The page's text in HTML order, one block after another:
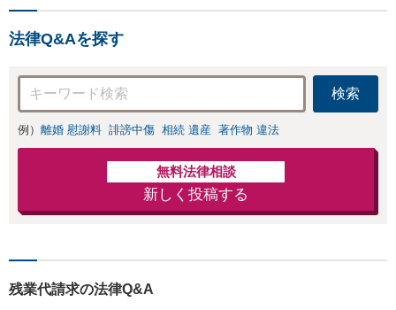
法律Q&Aを探す
検索
例） 離婚 慰謝料 誹謗中傷 相続 遺産 著作物 違法
無料法律相談
新しく投稿する
残業代請求の法律Q&A